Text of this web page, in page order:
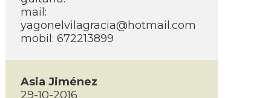
mail:
yagonelvilagracia@hotmail.com
mobil: 672213899
Asia Jiménez
29-10-2016